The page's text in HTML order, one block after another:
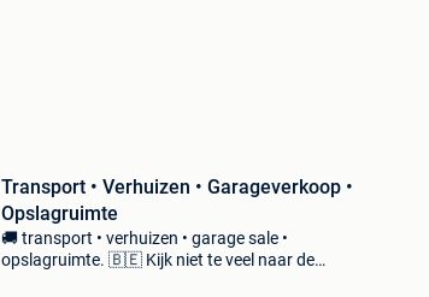
Transport • Verhuizen • Garageverkoop •
Opslagruimte
🚚 transport • verhuizen • garage sale •
opslagruimte. 🇧🇪 Kijk niet te veel naar de